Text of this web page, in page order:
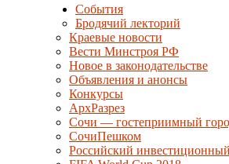
События
Бродячий лекторий
Краевые новости
Вести Минстроя РФ
Новое в законодательстве
Объявления и анонсы
Конкурсы
АрхРазрез
Сочи — гостеприимный
СочиПешком
Российский